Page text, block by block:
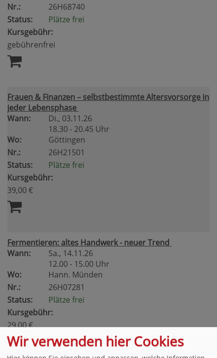
Nr.:
26H68740
Status:
Plätze frei
Kursgebühr:
gebührenfrei
Frauen & Finanzen – selbstbestimmte Altersvorsorge in
jeder Lebensphase
Wann:
Di., 03.11.26
18.30 - 20.45 Uhr
Wo:
Göttingen
Nr.:
26H21501
Status:
Plätze frei
Kursgebühr:
39,00 €
Fermentieren: altes Handwerk - neuer Trend
Wann:
Sa., 14.11.26
12.00 - 15.00 Uhr
Wo:
Hann. Münden
Nr.:
26H07281
Status:
Plätze frei
Kursgebühr:
29,00 €
Wir verwenden hier Cookies